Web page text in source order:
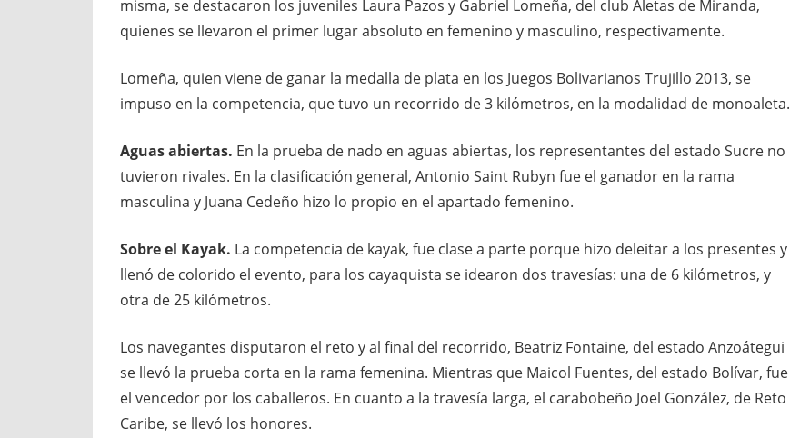
misma, se destacaron los juveniles Laura Pazos y Gabriel Lomeña, del club Aletas de Miranda,
quienes se llevaron el primer lugar absoluto en femenino y masculino, respectivamente.
Lomeña, quien viene de ganar la medalla de plata en los Juegos Bolivarianos Trujillo 2013, se
impuso en la competencia, que tuvo un recorrido de 3 kilómetros, en la modalidad de monoaleta.
Aguas abiertas. En la prueba de nado en aguas abiertas, los representantes del estado Sucre no
tuvieron rivales. En la clasificación general, Antonio Saint Rubyn fue el ganador en la rama
masculina y Juana Cedeño hizo lo propio en el apartado femenino.
Sobre el Kayak. La competencia de kayak, fue clase a parte porque hizo deleitar a los presentes y
llenó de colorido el evento, para los cayaquista se idearon dos travesías: una de 6 kilómetros, y
otra de 25 kilómetros.
Los navegantes disputaron el reto y al final del recorrido, Beatriz Fontaine, del estado Anzoátegui
se llevó la prueba corta en la rama femenina. Mientras que Maicol Fuentes, del estado Bolívar, fue
el vencedor por los caballeros. En cuanto a la travesía larga, el carabobeño Joel González, de Reto
Caribe, se llevó los honores.